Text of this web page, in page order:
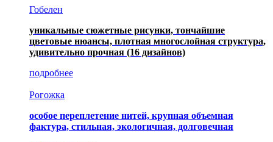
Гобелен
уникальные сюжетные рисунки, тончайшие
цветовые нюансы, плотная многослойная структура,
удивительно прочная (16 дизайнов)
подробнее
Рогожка
особое переплетение нитей, крупная объемная
фактура, стильная, экологичная, долговечная